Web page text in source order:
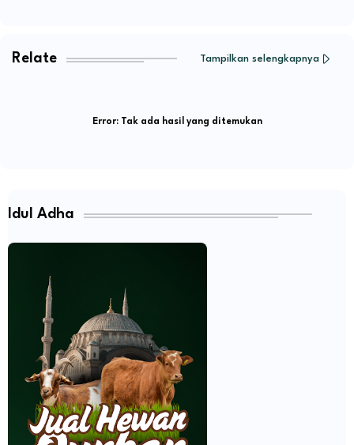
Relate Tampilkan selengkapnya
Error:Tak ada hasil yang ditemukan
Idul Adha